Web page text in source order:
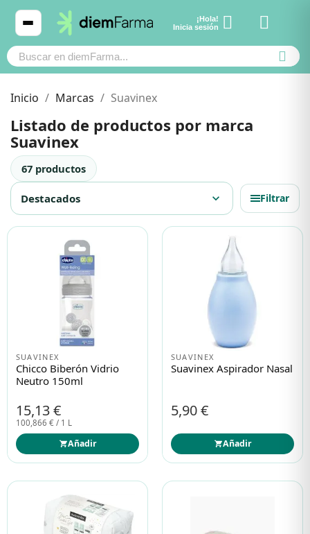
Cosmética
Bebé y mamá
Cabello
Productos naturales y dietética
Mascotas
Protección solar
Óptica
Salud
¡Hola!
Inicia sesión
Ver carrito
Cosmética
Bebé y mamá
Cabello
Productos naturales y dietética
Mascotas
Protección solar
Óptica
Salud
Inicio Marcas Suavinex
Listado de productos por marca
Suavinex
67 productos
Destacados expand_more Filtrar
SUAVINEX
Chicco Biberón Vidrio
Neutro 150ml
15,13 €
100,866 € / 1 L
Añadir
SUAVINEX
Suavinex Aspirador Nasal
5,90 €
Añadir